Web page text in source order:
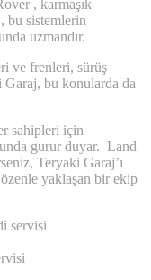
, karmaşık
bu sistemlerin
uzmandır.
ve frenleri, sürüş
bu konularda da
sahipleri için
gurur duyar. Land
Teryaki Garaj’ı
yaklaşan bir ekip